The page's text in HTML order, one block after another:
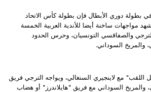
بطولة دوري الأبطال فإن بطولة كأس الاتحاد
مواجهات ساخنة أيضا للأندية العربية الخمسة
والصفاقسي التونسيان، وحرس الحدود
والمريخ السوداني.
مع لاينجيري السنغالي، ويواجه الترجي فريق
والمريخ السوداني مع فريق "هايلاندرز" أو هضاب